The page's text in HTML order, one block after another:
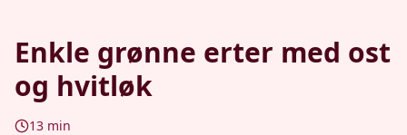
Enkle grønne erter med ost
og hvitløk
13 min